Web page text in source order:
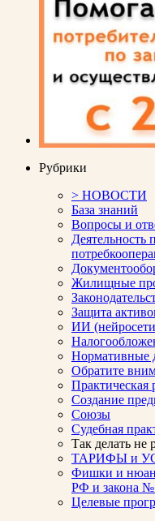
Рубрики
> НОВОСТИ
База знаний
Вопросы и
Деятельность
Жилищные
Защита
ИИ
Нормативные
Обратите
Практическая
Создание
Союзы
Судебная
Так делать не
ТАРИФЫ и
Фишки и
РФ и закона №
Целевые